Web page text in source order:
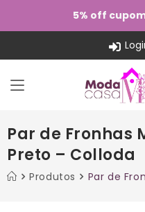
5% off cupom
Par de Fronhas
Preto – Colloda
Produtos Par de